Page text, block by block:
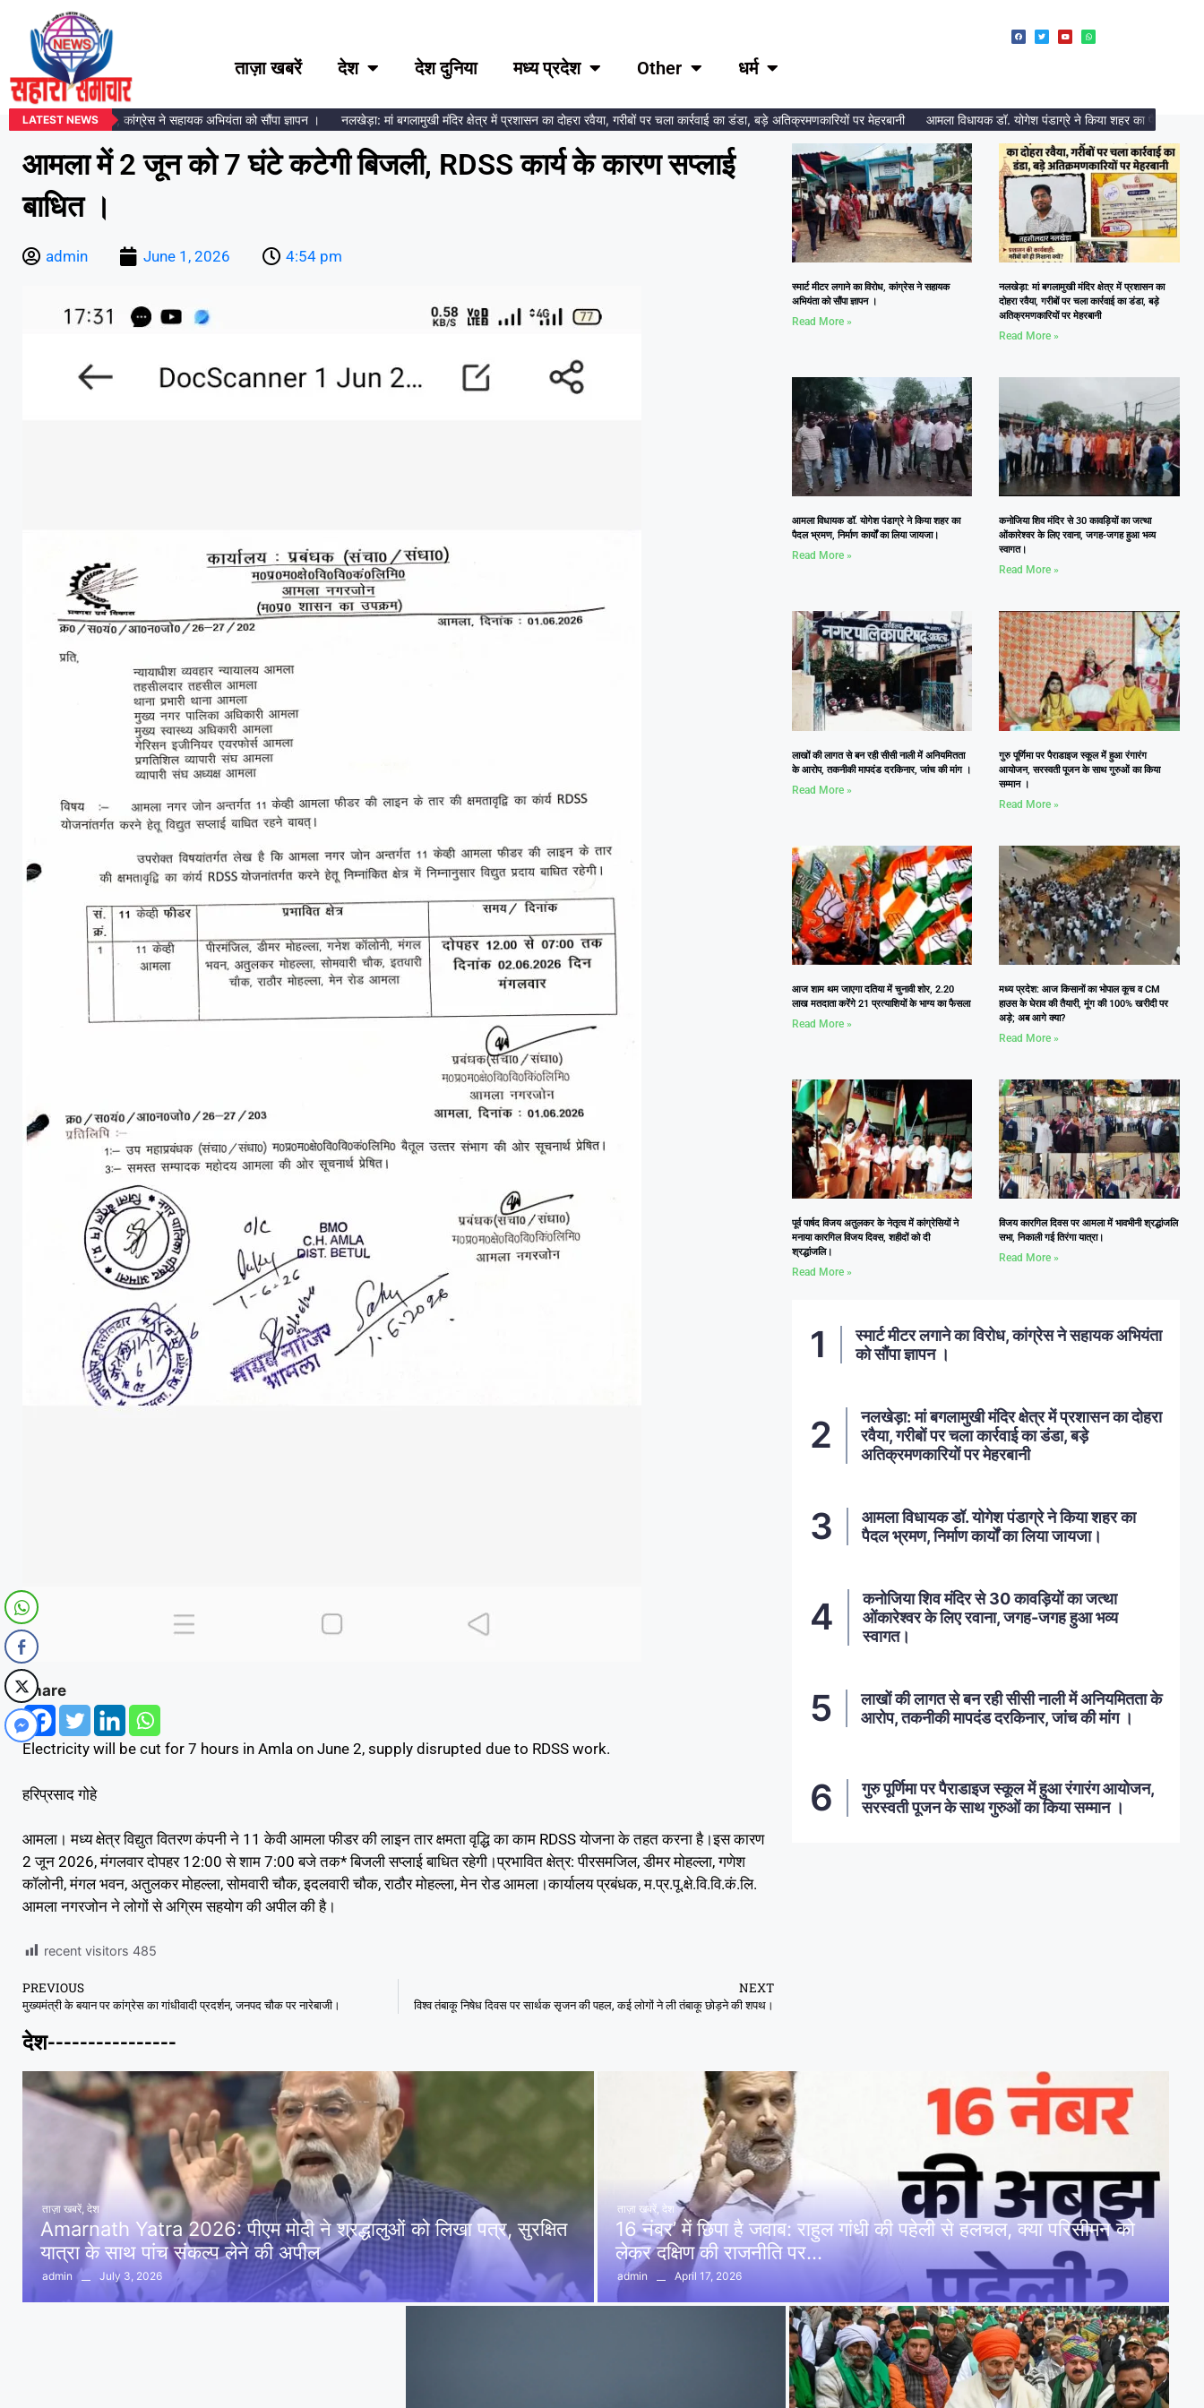
ताज़ा खबरें देश देश दुनिया मध्य प्रदेश Other धर्म
LATEST NEWS
मीटर लगाने का विरोध, कांग्रेस ने सहायक अभियंता को सौंपा ज्ञापन । नलखेड़ा: मां बगलामुखी मंदिर क्षेत्र में प्रशासन का दोहरा रवैया, गरीबों पर चला कार्रवाई का डंडा, बड़े अतिक्रमणकारियों पर मेहरबानी आमला विधायक डॉ. योगेश पंडाग्रे ने किया शहर का पैदल भ्रमण,
आमला में 2 जून को 7 घंटे कटेगी बिजली, RDSS कार्य के कारण सप्लाई
बाधित ।
admin June 1, 2026 4:54 pm
Share
Electricity will be cut for 7 hours in Amla on June 2, supply disrupted due to RDSS work.
हरिप्रसाद गोहे
आमला। मध्य क्षेत्र विद्युत वितरण कंपनी ने 11 केवी आमला फीडर की लाइन तार क्षमता वृद्धि का काम RDSS योजना के तहत करना है।इस कारण
2 जून 2026, मंगलवार दोपहर 12:00 से शाम 7:00 बजे तक* बिजली सप्लाई बाधित रहेगी।प्रभावित क्षेत्र: पीरसमजिल, डीमर मोहल्ला, गणेश
कॉलोनी, मंगल भवन, अतुलकर मोहल्ला, सोमवारी चौक, इदलवारी चौक, राठौर मोहल्ला, मेन रोड आमला।कार्यालय प्रबंधक, म.प्र.पू.क्षे.वि.वि.कं.लि.
आमला नगरजोन ने लोगों से अग्रिम सहयोग की अपील की है।
recent visitors 485
PREVIOUS
मुख्यमंत्री के बयान पर कांग्रेस का गांधीवादी प्रदर्शन, जनपद चौक पर नारेबाजी।
NEXT
विश्व तंबाकू निषेध दिवस पर सार्थक सृजन की पहल, कई लोगों ने ली तंबाकू छोड़ने की शपथ।
स्मार्ट मीटर लगाने का विरोध, कांग्रेस ने सहायक
अभियंता को सौंपा ज्ञापन ।
Read More »
नलखेड़ा: मां बगलामुखी मंदिर क्षेत्र में प्रशासन का
दोहरा रवैया, गरीबों पर चला कार्रवाई का डंडा, बड़े
अतिक्रमणकारियों पर मेहरबानी
Read More »
आमला विधायक डॉ. योगेश पंडाग्रे ने किया शहर का
पैदल भ्रमण, निर्माण कार्यों का लिया जायजा।
Read More »
कनोजिया शिव मंदिर से 30 कावड़ियों का जत्था
ओंकारेश्वर के लिए रवाना, जगह-जगह हुआ भव्य
स्वागत।
Read More »
लाखों की लागत से बन रही सीसी नाली में अनियमितता
के आरोप, तकनीकी मापदंड दरकिनार, जांच की मांग ।
Read More »
गुरु पूर्णिमा पर पैराडाइज स्कूल में हुआ रंगारंग
आयोजन, सरस्वती पूजन के साथ गुरुओं का किया
सम्मान ।
Read More »
आज शाम थम जाएगा दतिया में चुनावी शोर, 2.20
लाख मतदाता करेंगे 21 प्रत्याशियों के भाग्य का फैसला
Read More »
मध्य प्रदेश: आज किसानों का भोपाल कूच व CM
हाउस के घेराव की तैयारी, मूंग की 100% खरीदी पर
अड़े; अब आगे क्या?
Read More »
पूर्व पार्षद विजय अतुलकर के नेतृत्व में कांग्रेसियों ने
मनाया कारगिल विजय दिवस, शहीदों को दी
श्रद्धांजलि।
Read More »
विजय कारगिल दिवस पर आमला में भावभीनी श्रद्धांजलि
सभा, निकाली गई तिरंगा यात्रा।
Read More »
स्मार्ट मीटर लगाने का विरोध, कांग्रेस ने सहायक अभियंता
को सौंपा ज्ञापन ।
नलखेड़ा: मां बगलामुखी मंदिर क्षेत्र में प्रशासन का दोहरा
रवैया, गरीबों पर चला कार्रवाई का डंडा, बड़े
अतिक्रमणकारियों पर मेहरबानी
आमला विधायक डॉ. योगेश पंडाग्रे ने किया शहर का
पैदल भ्रमण, निर्माण कार्यों का लिया जायजा।
कनोजिया शिव मंदिर से 30 कावड़ियों का जत्था
ओंकारेश्वर के लिए रवाना, जगह-जगह हुआ भव्य
स्वागत।
लाखों की लागत से बन रही सीसी नाली में अनियमितता के
आरोप, तकनीकी मापदंड दरकिनार, जांच की मांग ।
गुरु पूर्णिमा पर पैराडाइज स्कूल में हुआ रंगारंग आयोजन,
सरस्वती पूजन के साथ गुरुओं का किया सम्मान ।
देश----------------
ताज़ा खबरें देश
Amarnath Yatra 2026: पीएम मोदी ने श्रद्धालुओं को लिखा पत्र, सुरक्षित
यात्रा के साथ पांच संकल्प लेने की अपील
admin July 3, 2026
ताज़ा खबरें देश
16 नंबर’ में छिपा है जवाब: राहुल गांधी की पहेली से हलचल, क्या परिसीमन को
लेकर दक्षिण की राजनीति पर…
admin April 17, 2026